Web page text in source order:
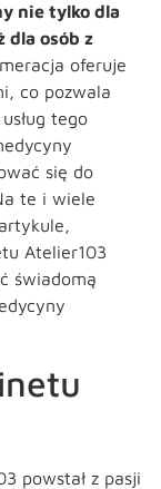
nie tylko dla
dla osób z
oferuje
co pozwala
tego
się do
te i wiele
Atelier103
świadomą
powstał z pasji